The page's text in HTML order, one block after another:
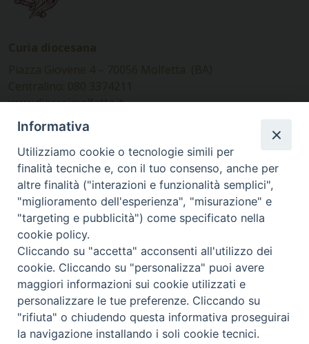
www.diocesimolfetta.it –
diocesimolfetta@pec.chiesacattolica.it
Ufficio Comunicazioni sociali
Piazza Giovene 4 – 70056 Molfetta (BA)
comunicazionisociali@diocesimolfetta.it
SEGUICI SU
Facebook
Instagram
X YouTube
Feed
Privacy Policy - trasparenza
Informativa
Utilizziamo cookie o tecnologie simili per
finalità tecniche e, con il tuo consenso, anche per
altre finalità ("interazioni e funzionalità semplici",
"miglioramento dell'esperienza", "misurazione" e
"targeting e pubblicità") come specificato nella
cookie policy.
Cliccando su "accetta" acconsenti all'utilizzo dei
cookie. Cliccando su "personalizza" puoi avere
maggiori informazioni sui cookie utilizzati e
personalizzare le tue preferenze. Cliccando su
"rifiuta" o chiudendo questa informativa proseguirai
la navigazione installando i soli cookie tecnici.